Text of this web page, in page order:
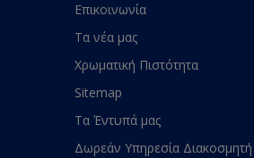
Επικοινωνία
Τα νέα μας
Χρωματική Πιστότητα
Sitemap
Τα Έντυπά μας
Δωρεάν Υπηρεσία Διακοσμητή